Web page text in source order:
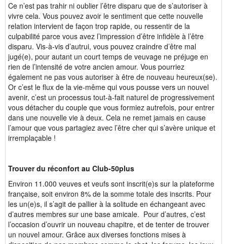
Ce n’est pas trahir ni oublier l’être disparu que de s’autoriser à
vivre cela. Vous pouvez avoir le sentiment que cette nouvelle
relation intervient de façon trop rapide, ou ressentir de la
culpabilité parce vous avez l’impression d’être infidèle à l’être
disparu. Vis-à-vis d’autrui, vous pouvez craindre d’être mal
jugé(e), pour autant un court temps de veuvage ne préjuge en
rien de l’intensité de votre ancien amour. Vous pourriez
également ne pas vous autoriser à être de nouveau heureux(se).
Or c’est le flux de la vie-même qui vous pousse vers un nouvel
avenir, c’est un processus tout-à-fait naturel de progressivement
vous détacher du couple que vous formiez autrefois, pour entrer
dans une nouvelle vie à deux. Cela ne remet jamais en cause
l’amour que vous partagiez avec l’être cher qui s’avère unique et
irremplaçable !
Trouver du réconfort au Club-50plus
Environ 11.000 veuves et veufs sont inscrit(e)s sur la plateforme
française, soit environ 8% de la somme totale des inscrits. Pour
les un(e)s, il s’agit de pallier à la solitude en échangeant avec
d’autres membres sur une base amicale. Pour d’autres, c’est
l’occasion d’ouvrir un nouveau chapitre, et de tenter de trouver
un nouvel amour. Grâce aux diverses fonctions mises à